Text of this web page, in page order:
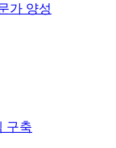
가 양성
구축